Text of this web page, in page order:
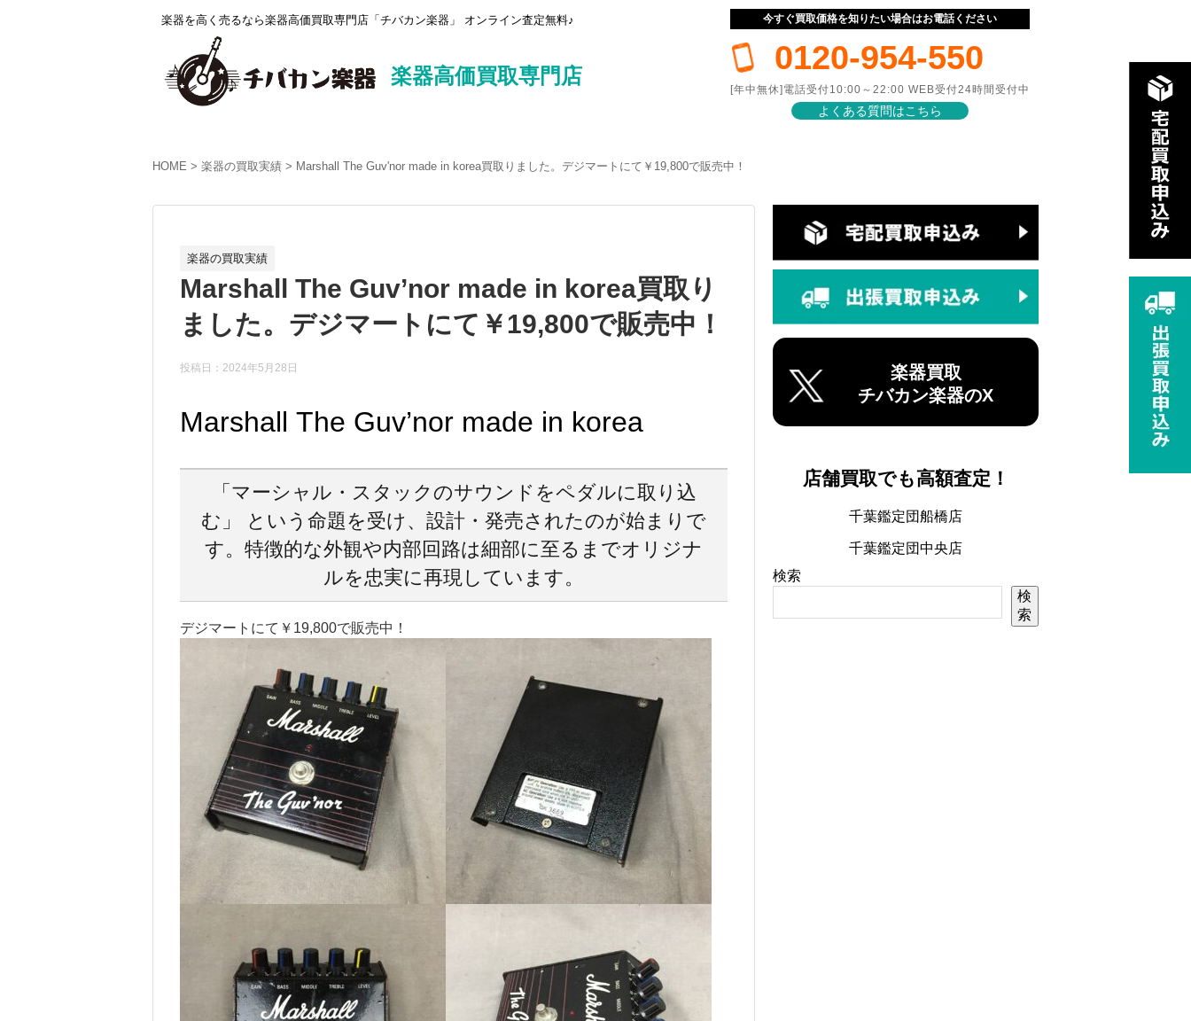
楽器を高く売るなら楽器高価買取専門店「チバカン楽器」 オンライン査定無料♪
楽器高価買取専門店
今すぐ買取価格を知りたい場合はお電話ください
0120-954-550
[年中無休]電話受付10:00～22:00 WEB受付24時間受付中
よくある質問はこちら
HOME 楽器の買取実績 Marshall The Guv'nor made in korea買取りました。デジマートにて￥19,800で販売中！
楽器の買取実績
Marshall The Guv’nor made in korea買取り
ました。デジマートにて￥19,800で販売中！
投稿日：2024年5月28日
Marshall The Guv’nor made in korea
「マーシャル・スタックのサウンドをペダルに取り込
む」 という命題を受け、設計・発売されたのが始まりで
す。特徴的な外観や内部回路は細部に至るまでオリジナ
ルを忠実に再現しています。
デジマートにて￥19,800で販売中！
楽器買取
チバカン楽器のX
店舗買取でも高額査定！
千葉鑑定団船橋店
千葉鑑定団中央店
検索
検
索